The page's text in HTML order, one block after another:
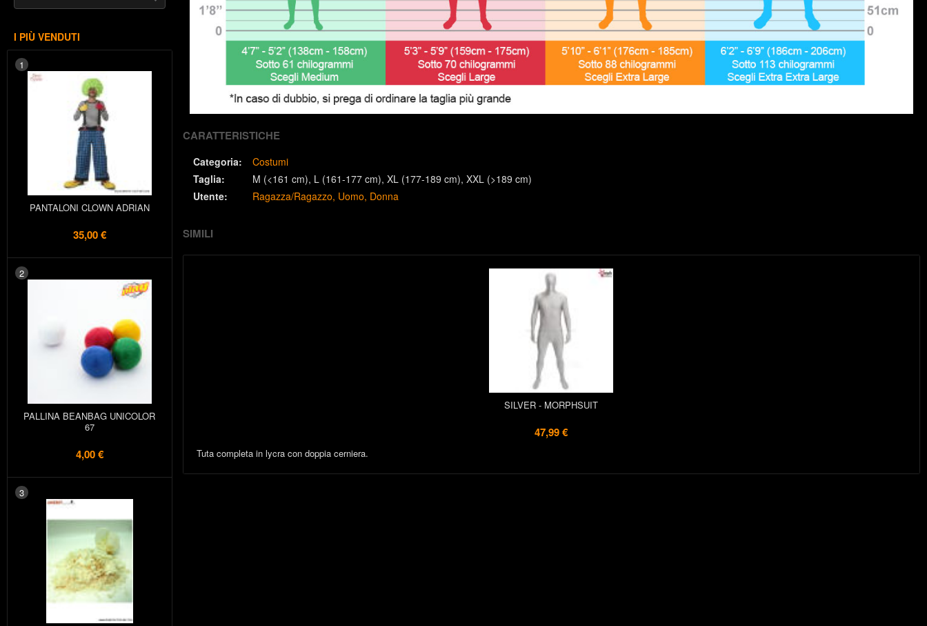
I PIÙ VENDUTI
1
PANTALONI CLOWN ADRIAN
35,00 €
2
PALLINA BEANBAG UNICOLOR
67
4,00 €
3
CARATTERISTICHE
Categoria:
Costumi
Taglia:
M (<161 cm) L (161-177 cm) XL (177-189 cm) XXL (>189 cm)
Utente:
Ragazza/Ragazzo Uomo Donna
SIMILI
SILVER - MORPHSUIT
47,99 €
Tuta completa in lycra con doppia cerniera.